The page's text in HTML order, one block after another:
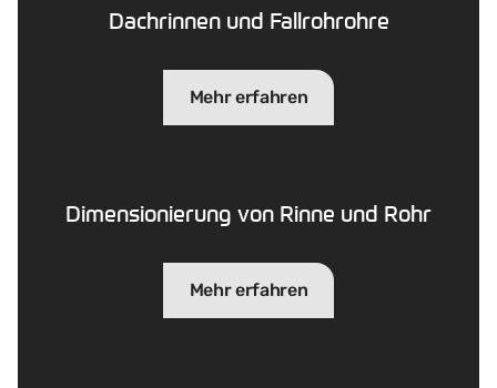
Dachrinnen und Fallrohrohre
Mehr erfahren
Dimensionierung von Rinne und Rohr
Mehr erfahren